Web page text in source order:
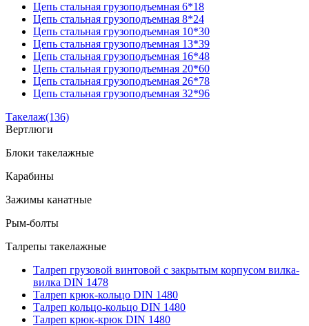
Цепь стальная грузоподъемная 6*18
Цепь стальная грузоподъемная 8*24
Цепь стальная грузоподъемная 10*30
Цепь стальная грузоподъемная 13*39
Цепь стальная грузоподъемная 16*48
Цепь стальная грузоподъемная 20*60
Цепь стальная грузоподъемная 26*78
Цепь стальная грузоподъемная 32*96
Такелаж(136)
Вертлюги
Блоки такелажные
Карабины
Зажимы канатные
Рым-болты
Талрепы такелажные
Талреп грузовой винтовой с закрытым корпусом вилка-
вилка DIN 1478
Талреп крюк-кольцо DIN 1480
Талреп кольцо-кольцо DIN 1480
Талреп крюк-крюк DIN 1480